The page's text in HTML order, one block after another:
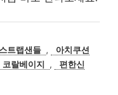
스트랩샌들 ,
아치쿠션
코랄베이지 ,
편한신